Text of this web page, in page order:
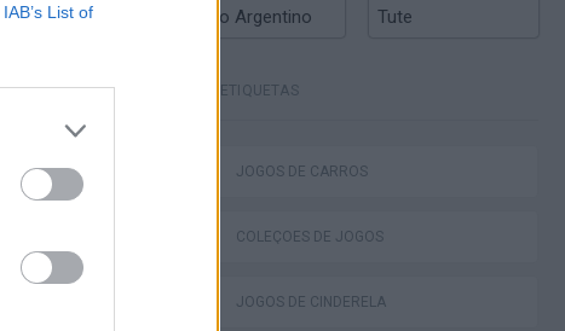
IAB’s List of
Brookhaven RP
Truco Argentino Tute
ETIQUETAS
JOGOS DE CARROS
COLEÇÕES DE JOGOS
JOGOS DE CINDERELA